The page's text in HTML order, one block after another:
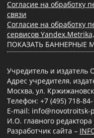
Согласие на обработку
связи
Согласие на обработку
сервисов
ПОКАЗАТЬ БАННЕРНЫЕ
Учредитель и
Адрес учредителя,
Москва, ул.
Телефон: +7 (495) 718-84-
E-mail: info@novotroitsk-
И.О. главного
Разработчик сайта –